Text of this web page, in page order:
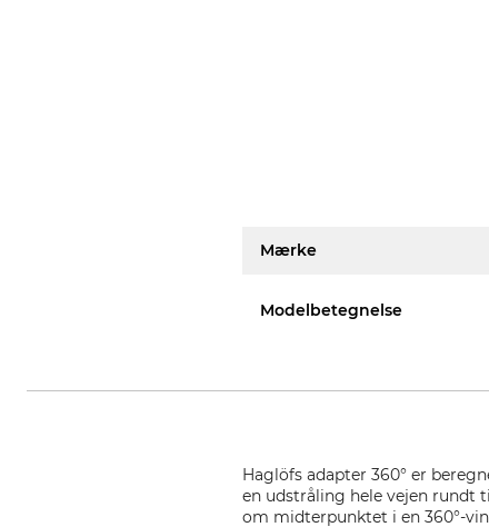
Mærke
Modelbetegnelse
Haglöfs adapter 360° er
en udstråling hele vejen rundt
om midterpunktet i en 360°-